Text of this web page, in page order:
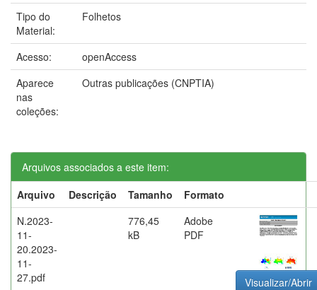
Tipo do
Material:
Folhetos
Acesso:
openAccess
Aparece
nas
coleções:
Outras publicações (CNPTIA)
Arquivos associados a este item:
Arquivo
Descrição Tamanho
Formato
N.2023-
11-
20.2023-
11-
27.pdf
776,45
kB
Adobe
PDF
Visualizar/Abrir